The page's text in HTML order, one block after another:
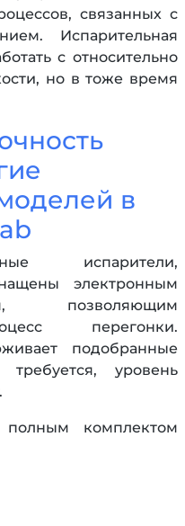
связанных с
Испарительная
с относительно
но в тоже время
в
испарители,
электронным
позволяющим
перегонки.
подобранные
уровень
комплектом